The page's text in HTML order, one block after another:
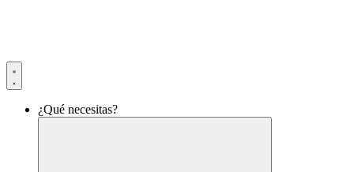
¿Qué necesitas?